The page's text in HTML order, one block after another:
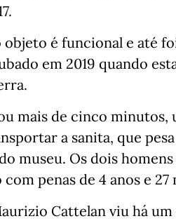
objeto é funcional e até
em 2019 quando
mais de cinco minutos,
a sanita, que
museu. Os dois
penas de 4 anos e 27
Cattelan viu há